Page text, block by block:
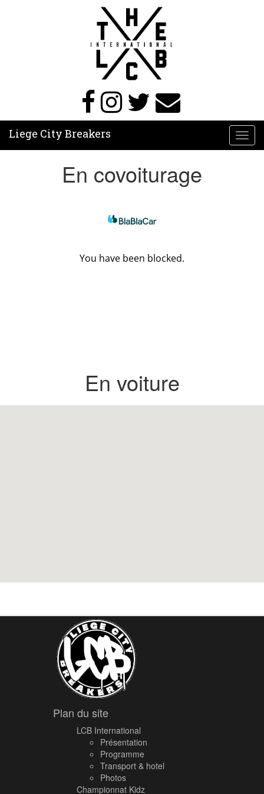
Liege City Breakers
En covoiturage
En voiture
Plan du site
LCB International
Présentation
Programme
Transport & hotel
Photos
Championnat Kidz